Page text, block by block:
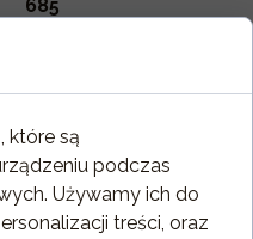
685
kaflowej w kg
które są
podczas
Używamy ich do
treści, oraz